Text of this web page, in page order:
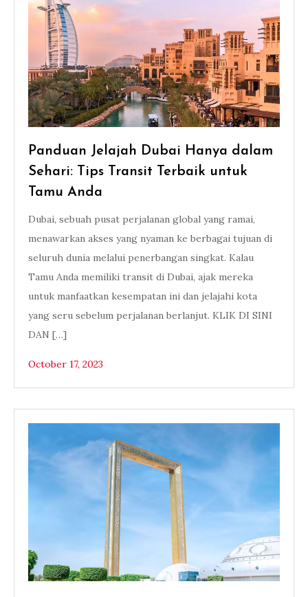
Panduan Jelajah Dubai Hanya dalam
Sehari: Tips Transit Terbaik untuk
Tamu Anda
Dubai, sebuah pusat perjalanan global yang ramai,
menawarkan akses yang nyaman ke berbagai tujuan di
seluruh dunia melalui penerbangan singkat. Kalau
Tamu Anda memiliki transit di Dubai, ajak mereka
untuk manfaatkan kesempatan ini dan jelajahi kota
yang seru sebelum perjalanan berlanjut. KLIK DI SINI
DAN […]
October 17, 2023